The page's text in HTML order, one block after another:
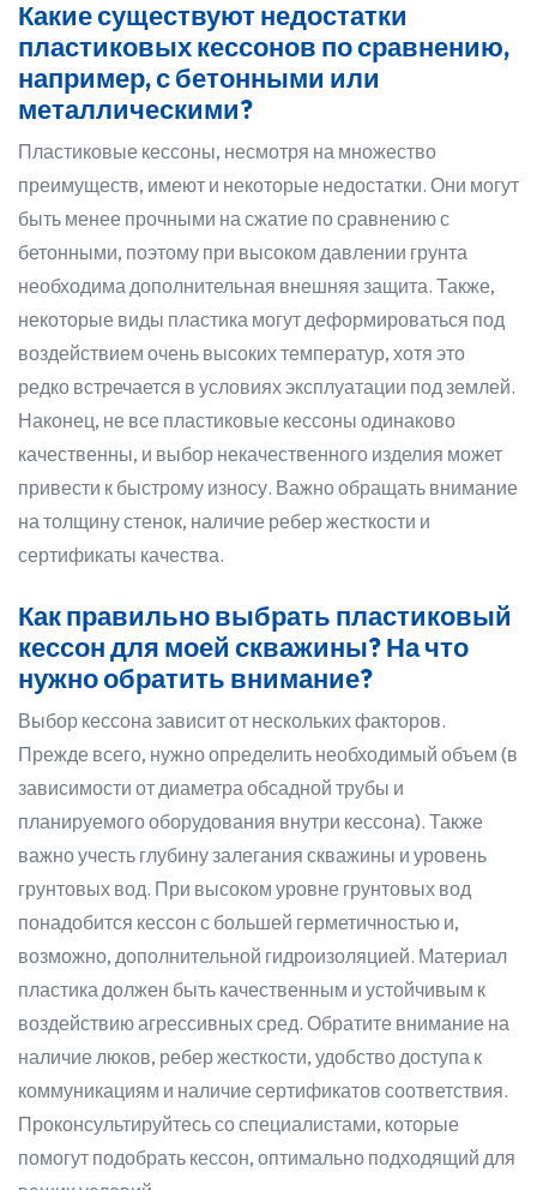
Какие существуют недостатки
пластиковых кессонов по сравнению,
например, с бетонными или
металлическими?
Пластиковые кессоны, несмотря на множество
преимуществ, имеют и некоторые недостатки. Они могут
быть менее прочными на сжатие по сравнению с
бетонными, поэтому при высоком давлении грунта
необходима дополнительная внешняя защита. Также,
некоторые виды пластика могут деформироваться под
воздействием очень высоких температур, хотя это
редко встречается в условиях эксплуатации под землей.
Наконец, не все пластиковые кессоны одинаково
качественны, и выбор некачественного изделия может
привести к быстрому износу. Важно обращать внимание
на толщину стенок, наличие ребер жесткости и
сертификаты качества.
Как правильно выбрать пластиковый
кессон для моей скважины? На что
нужно обратить внимание?
Выбор кессона зависит от нескольких факторов.
Прежде всего, нужно определить необходимый объем (в
зависимости от диаметра обсадной трубы и
планируемого оборудования внутри кессона). Также
важно учесть глубину залегания скважины и уровень
грунтовых вод. При высоком уровне грунтовых вод
понадобится кессон с большей герметичностью и,
возможно, дополнительной гидроизоляцией. Материал
пластика должен быть качественным и устойчивым к
воздействию агрессивных сред. Обратите внимание на
наличие люков, ребер жесткости, удобство доступа к
коммуникациям и наличие сертификатов соответствия.
Проконсультируйтесь со специалистами, которые
помогут подобрать кессон, оптимально подходящий для